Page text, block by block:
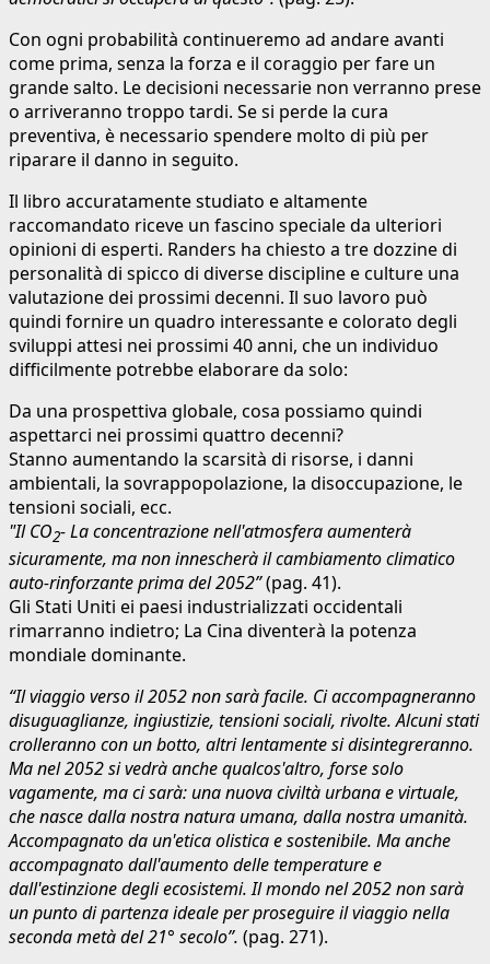
Con ogni probabilità continueremo ad andare avanti
come prima, senza la forza e il coraggio per fare un
grande salto. Le decisioni necessarie non verranno prese
o arriveranno troppo tardi. Se si perde la cura
preventiva, è necessario spendere molto di più per
riparare il danno in seguito.
Il libro accuratamente studiato e altamente
raccomandato riceve un fascino speciale da ulteriori
opinioni di esperti. Randers ha chiesto a tre dozzine di
personalità di spicco di diverse discipline e culture una
valutazione dei prossimi decenni. Il suo lavoro può
quindi fornire un quadro interessante e colorato degli
sviluppi attesi nei prossimi 40 anni, che un individuo
difficilmente potrebbe elaborare da solo:
Da una prospettiva globale, cosa possiamo quindi
aspettarci nei prossimi quattro decenni?
Stanno aumentando la scarsità di risorse, i danni
ambientali, la sovrappopolazione, la disoccupazione, le
tensioni sociali, ecc.
"Il CO2- La concentrazione nell'atmosfera aumenterà
sicuramente, ma non innescherà il cambiamento climatico
auto-rinforzante prima del 2052”(pag. 41).
Gli Stati Uniti ei paesi industrializzati occidentali
rimarranno indietro; La Cina diventerà la potenza
mondiale dominante.
“Il viaggio verso il 2052 non sarà facile. Ci accompagneranno
disuguaglianze, ingiustizie, tensioni sociali, rivolte. Alcuni stati
crolleranno con un botto, altri lentamente si disintegreranno.
Ma nel 2052 si vedrà anche qualcos'altro, forse solo
vagamente, ma ci sarà: una nuova civiltà urbana e virtuale,
che nasce dalla nostra natura umana, dalla nostra umanità.
Accompagnato da un'etica olistica e sostenibile. Ma anche
accompagnato dall'aumento delle temperature e
dall'estinzione degli ecosistemi. Il mondo nel 2052 non sarà
un punto di partenza ideale per proseguire il viaggio nella
seconda metà del 21° secolo”. (pag. 271).